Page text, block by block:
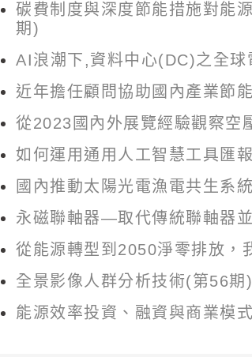
碳費制度與深度節能措施對能
期)
AI浪潮下,資料中心(DC)之全
近年擔任顧問協助國內產業節
從2023國內外展覽經驗觀察空
如何運用通用人工智慧工具匯
國內推動太陽光電漁電共生系
永磁聯軸器—取代傳統聯軸器
從能源轉型到2050淨零排放，
全景影像人群分析技術(第56期)
能源效率投資、融資與商業模